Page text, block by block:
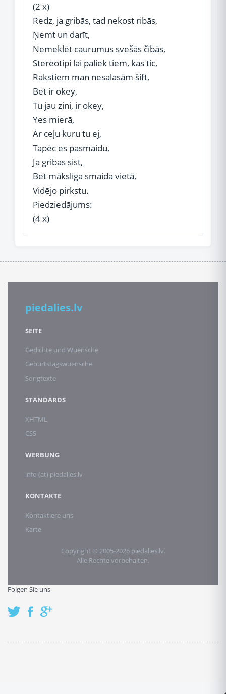
(2 x)
Redz, ja gribās, tad nekost ribās,
Ņemt un darīt,
Nemeklēt caurumus svešās čībās,
Stereotipi lai paliek tiem, kas tic,
Rakstiem man nesalasām šift,
Bet ir okey,
Tu jau zini, ir okey,
Yes mierā,
Ar ceļu kuru tu ej,
Tapēc es pasmaidu,
Ja gribas sist,
Bet mākslīga smaida vietā,
Vidējo pirkstu.
Piedziedājums:
(4 x)
piedalies.lv
SEITE
Gedichte und Wuensche
Geburtstagswuensche
Songtexte
STANDARDS
XHTML
CSS
WERBUNG
info (at) piedalies.lv
KONTAKTE
Kontaktiere uns
Karte
Copyright © 2005-2026 piedalies.lv.
Alle Rechte vorbehalten.
Folgen Sie uns